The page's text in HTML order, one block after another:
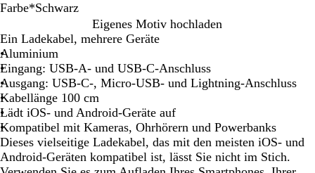
Farbe*Schwarz
c
h
w
a
r
z
ö
n
i
g
s
b
l
a
u
i
l
b
e
r
o
t
Eigenes Motiv hochladen
Ein Ladekabel, mehrere Geräte
Aluminium
Eingang: USB-A- und USB-C-Anschluss
Ausgang: USB-C-, Micro-USB- und Lightning-Anschluss
Kabellänge 100 cm
Lädt iOS- und Android-Geräte auf
Kompatibel mit Kameras, Ohrhörern und Powerbanks
Dieses vielseitige Ladekabel, das mit den meisten iOS- und
Android-Geräten kompatibel ist, lässt Sie nicht im Stich.